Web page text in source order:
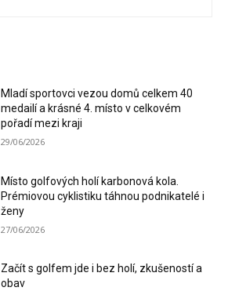
Mladí sportovci vezou domů celkem 40
medailí a krásné 4. místo v celkovém
pořadí mezi kraji
29/06/2026
Místo golfových holí karbonová kola.
Prémiovou cyklistiku táhnou podnikatelé i
ženy
27/06/2026
Začít s golfem jde i bez holí, zkušeností a
obav